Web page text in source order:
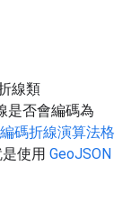
線類
是否會編碼為
編碼折線演算法格
是使用 GeoJSON